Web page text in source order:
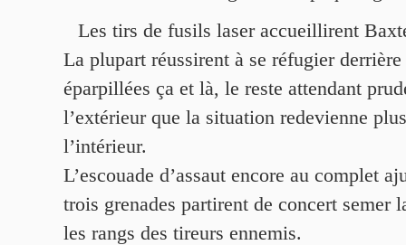
Les tirs de fusils laser accueillirent
La plupart réussirent à se réfugier derrière
éparpillées ça et là, le reste attendant
l’extérieur que la situation redevienne
l’intérieur.
L’escouade d’assaut encore au complet
trois grenades partirent de concert semer
les rangs des tireurs ennemis.